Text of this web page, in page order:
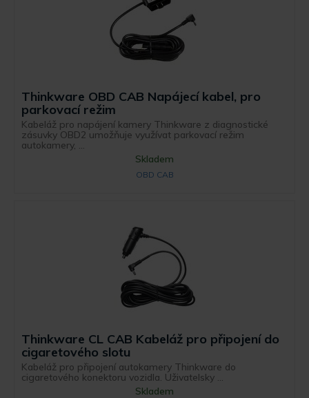
Thinkware OBD CAB Napájecí kabel, pro
parkovací režim
Kabeláž pro napájení kamery Thinkware z diagnostické
zásuvky OBD2 umožňuje využívat parkovací režim
autokamery, ...
Skladem
OBD CAB
Thinkware CL CAB Kabeláž pro připojení do
cigaretového slotu
Kabeláž pro připojení autokamery Thinkware do
cigaretového konektoru vozidla. Uživatelsky ...
Skladem